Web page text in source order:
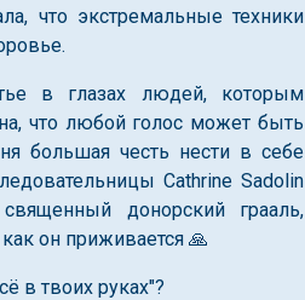
что экстремальные техники
в глазах людей, которым
что любой голос может быть
большая честь нести в себе
Cathrine Sadolin
донорский грааль,
он приживается 🙏
в твоих руках"?